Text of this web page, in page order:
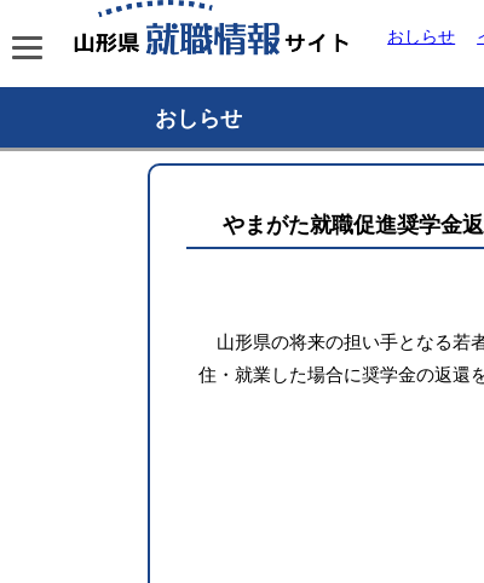
おしらせ
おしらせ
やまがた就職促進奨学金
山形県の将来の担い手となる若
住・就業した場合に奨学金の返還